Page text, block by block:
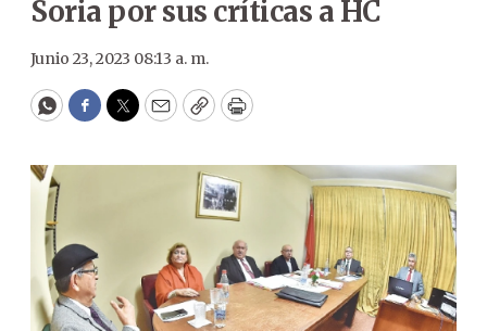
Soria por sus críticas a HC
Junio 23, 2023 08:13 a. m.
WhatsApp
Facebook
Twitter
EmailCopyPrint